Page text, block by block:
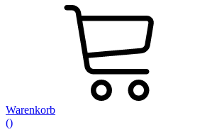
Warenkorb
()